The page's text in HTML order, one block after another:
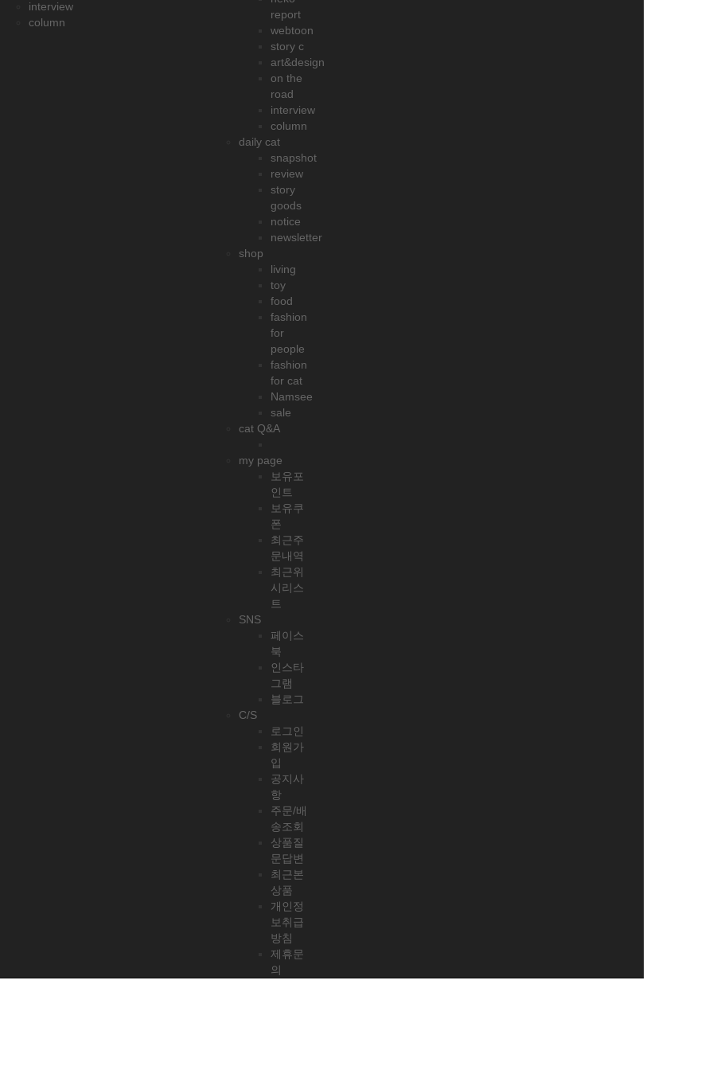
interview
column
report
webtoon
story c
art&design
on the
road
interview
column
daily cat
snapshot
review
story
goods
notice
newsletter
shop
living
toy
food
fashion
for
people
fashion
for cat
Namsee
sale
cat Q&A
my page
보유포
인트
보유쿠
폰
최근주
문내역
최근위
시리스
트
SNS
페이스
북
인스타
그램
블로그
C/S
로그인
회원가
입
공지사
항
주문/배
송조회
상품질
문답변
최근본
상품
개인정
보취급
방침
제휴문
의